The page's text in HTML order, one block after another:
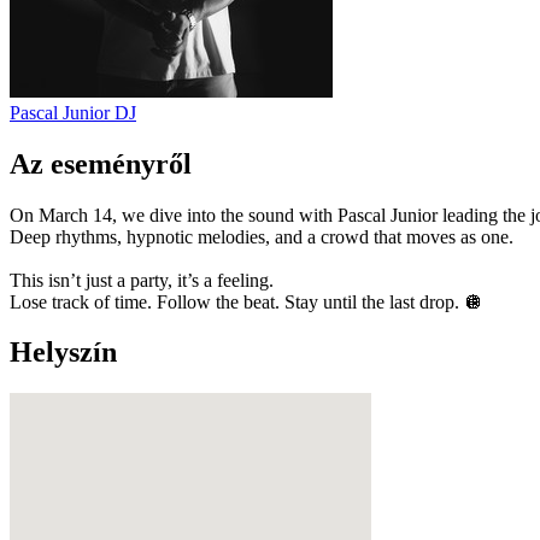
Pascal Junior DJ
Az eseményről
On March 14, we dive into the sound with Pascal Junior leading the
Deep rhythms, hypnotic melodies, and a crowd that moves as one.
This isn’t just a party, it’s a feeling.
Lose track of time. Follow the beat. Stay until the last drop. 🪩
Helyszín